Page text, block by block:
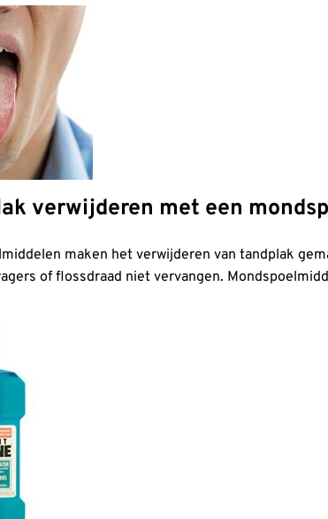
verwijderen met een
maken het verwijderen van tandplak
of flossdraad niet vervangen.